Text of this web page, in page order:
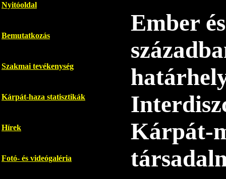
Nyitóoldal
Bemutatkozás
Szakmai tevékenység
Kárpát-haza statisztikák
Hírek
Fotó- és videógaléria
Ember
Kárpát-